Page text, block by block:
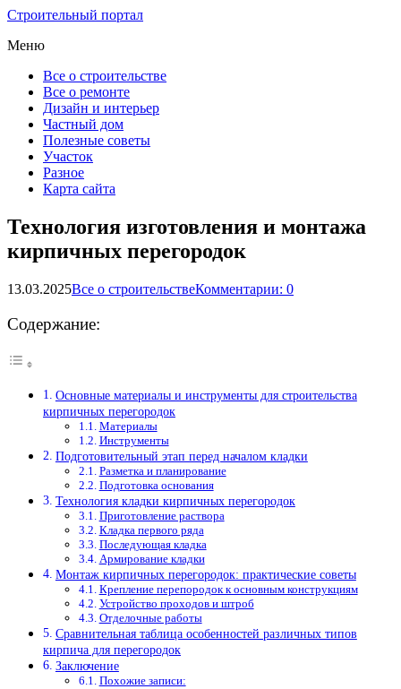
Строительный портал
Меню
Все о строительстве
Все о ремонте
Дизайн и интерьер
Частный дом
Полезные советы
Участок
Разное
Карта сайта
Технология изготовления и монтажа
кирпичных перегородок
13.03.2025Все о строительствеКомментарии: 0
Содержание:
Основные материалы и инструменты для строительства
кирпичных перегородок
Материалы
Инструменты
Подготовительный этап перед началом кладки
Разметка и планирование
Подготовка основания
Технология кладки кирпичных перегородок
Приготовление раствора
Кладка первого ряда
Последующая кладка
Армирование кладки
Монтаж кирпичных перегородок: практические советы
Крепление перепородок к основным конструкциям
Устройство проходов и штроб
Отделочные работы
Сравнительная таблица особенностей различных типов
кирпича для перегородок
Заключение
Похожие записи: